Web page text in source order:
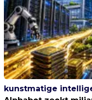
kunstmatige